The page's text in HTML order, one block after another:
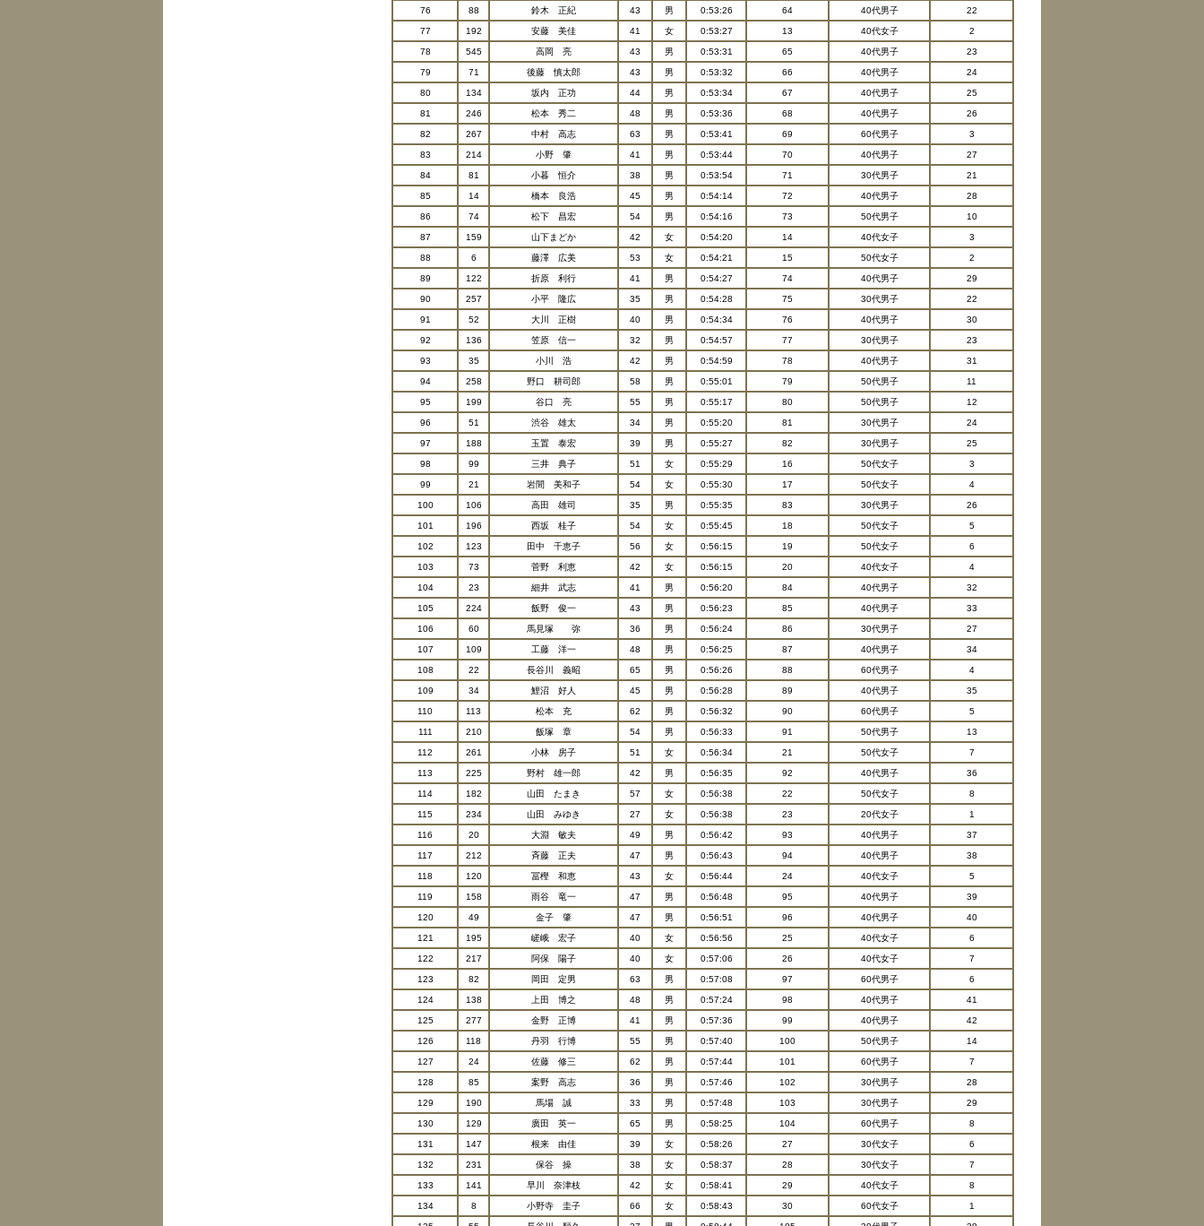
76 88 鈴木 正紀 43 男 0:53:26 64 40代男子 22
77 192 安藤 美佳 41 女 0:53:27 13 40代女子 2
78 545 高岡 亮 43 男 0:53:31 65 40代男子 23
79 71 後藤 慎太郎 43 男 0:53:32 66 40代男子 24
80 134 坂内 正功 44 男 0:53:34 67 40代男子 25
81 246 松本 秀二 48 男 0:53:36 68 40代男子 26
82 267 中村 高志 63 男 0:53:41 69 60代男子 3
83 214 小野 肇 41 男 0:53:44 70 40代男子 27
84 81 小暮 恒介 38 男 0:53:54 71 30代男子 21
85 14 橋本 良浩 45 男 0:54:14 72 40代男子 28
86 74 松下 昌宏 54 男 0:54:16 73 50代男子 10
87 159 山下まどか 42 女 0:54:20 14 40代女子 3
88 6 藤澤 広美 53 女 0:54:21 15 50代女子 2
89 122 折原 利行 41 男 0:54:27 74 40代男子 29
90 257 小平 隆広 35 男 0:54:28 75 30代男子 22
91 52 大川 正樹 40 男 0:54:34 76 40代男子 30
92 136 笠原 信一 32 男 0:54:57 77 30代男子 23
93 35 小川 浩 42 男 0:54:59 78 40代男子 31
94 258 野口 耕司郎 58 男 0:55:01 79 50代男子 11
95 199 谷口 亮 55 男 0:55:17 80 50代男子 12
96 51 渋谷 雄太 34 男 0:55:20 81 30代男子 24
97 188 玉置 泰宏 39 男 0:55:27 82 30代男子 25
98 99 三井 典子 51 女 0:55:29 16 50代女子 3
99 21 岩間 美和子 54 女 0:55:30 17 50代女子 4
100 106 高田 雄司 35 男 0:55:35 83 30代男子 26
101 196 西坂 桂子 54 女 0:55:45 18 50代女子 5
102 123 田中 千恵子 56 女 0:56:15 19 50代女子 6
103 73 菅野 利恵 42 女 0:56:15 20 40代女子 4
104 23 細井 武志 41 男 0:56:20 84 40代男子 32
105 224 飯野 俊一 43 男 0:56:23 85 40代男子 33
106 60 馬見塚 弥 36 男 0:56:24 86 30代男子 27
107 109 工藤 洋一 48 男 0:56:25 87 40代男子 34
108 22 長谷川 義昭 65 男 0:56:26 88 60代男子 4
109 34 鯉沼 好人 45 男 0:56:28 89 40代男子 35
110 113 松本 充 62 男 0:56:32 90 60代男子 5
111 210 飯塚 章 54 男 0:56:33 91 50代男子 13
112 261 小林 房子 51 女 0:56:34 21 50代女子 7
113 225 野村 雄一郎 42 男 0:56:35 92 40代男子 36
114 182 山田 たまき 57 女 0:56:38 22 50代女子 8
115 234 山田 みゆき 27 女 0:56:38 23 20代女子 1
116 20 大淵 敏夫 49 男 0:56:42 93 40代男子 37
117 212 斉藤 正夫 47 男 0:56:43 94 40代男子 38
118 120 冨樫 和恵 43 女 0:56:44 24 40代女子 5
119 158 雨谷 竜一 47 男 0:56:48 95 40代男子 39
120 49 金子 肇 47 男 0:56:51 96 40代男子 40
121 195 嵯峨 宏子 40 女 0:56:56 25 40代女子 6
122 217 阿保 陽子 40 女 0:57:06 26 40代女子 7
123 82 岡田 定男 63 男 0:57:08 97 60代男子 6
124 138 上田 博之 48 男 0:57:24 98 40代男子 41
125 277 金野 正博 41 男 0:57:36 99 40代男子 42
126 118 丹羽 行博 55 男 0:57:40 100 50代男子 14
127 24 佐藤 修三 62 男 0:57:44 101 60代男子 7
128 85 案野 高志 36 男 0:57:46 102 30代男子 28
129 190 馬場 誠 33 男 0:57:48 103 30代男子 29
130 129 廣田 英一 65 男 0:58:25 104 60代男子 8
131 147 根来 由佳 39 女 0:58:26 27 30代女子 6
132 231 保谷 操 38 女 0:58:37 28 30代女子 7
133 141 早川 奈津枝 42 女 0:58:41 29 40代女子 8
134 8 小野寺 圭子 66 女 0:58:43 30 60代女子 1